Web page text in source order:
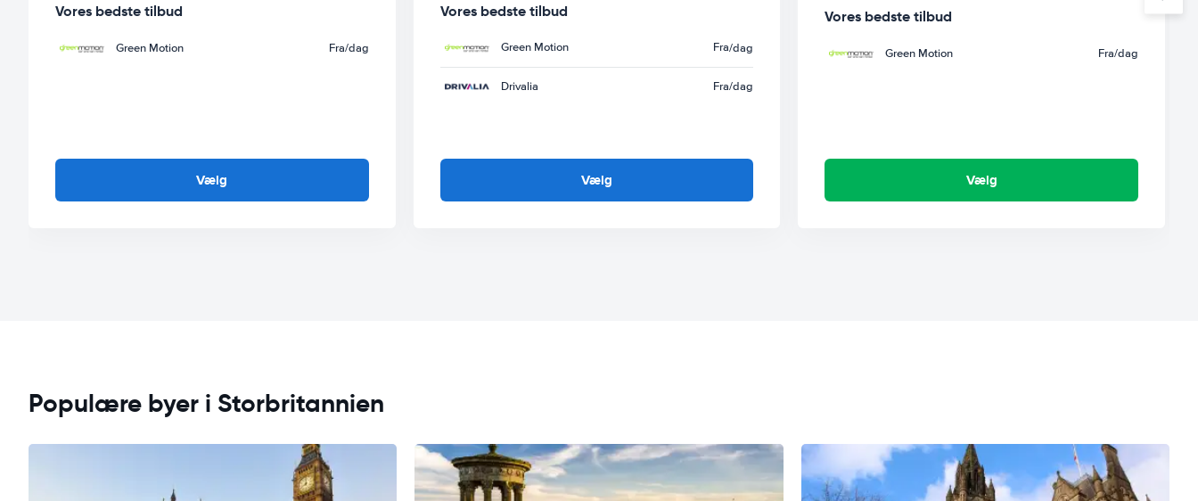
Vores bedste tilbud
Green Motion Fra/dag
Vælg
Vores bedste tilbud
Green Motion Fra/dag
Drivalia Fra/dag
Vælg
Vores bedste tilbud
Green Motion Fra/dag
Vælg
Populære byer i Storbritannien